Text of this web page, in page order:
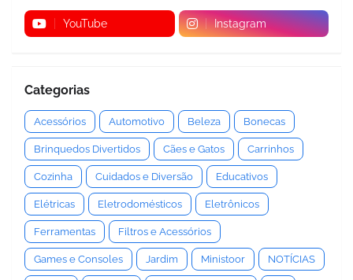
YouTube Instagram
Categorias
Acessórios Automotivo Beleza Bonecas
Brinquedos Divertidos Cães e Gatos Carrinhos
Cozinha Cuidados e Diversão Educativos
Elétricas Eletrodomésticos Eletrônicos
Ferramentas Filtros e Acessórios
Games e Consoles Jardim Ministoor NOTÍCIAS